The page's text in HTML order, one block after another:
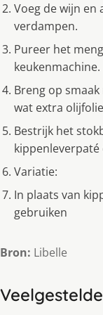
Voeg de wijn en
verdampen.
Pureer het
keukenmachine.
Breng op
wat extra
Bestrijk het
Variatie:
In plaats van
gebruiken
Bron: Libelle